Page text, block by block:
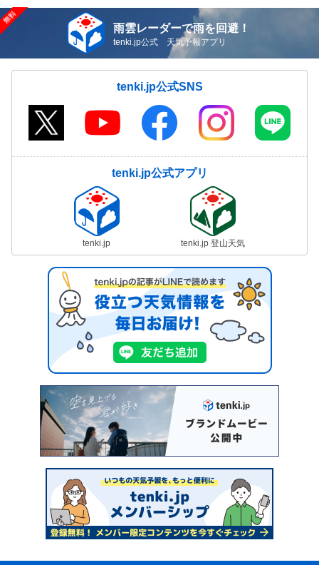
雨雲レーダーで雨を回避！
tenki.jp公式 天気予報アプリ
tenki.jp公式SNS
tenki.jp公式アプリ
tenki.jp tenki.jp 登山天気